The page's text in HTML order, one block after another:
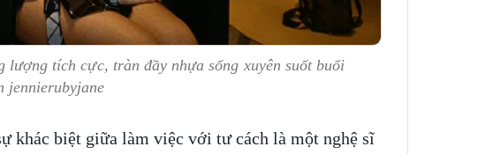
lượng tích cực, tràn đầy nhựa sống xuyên suốt buổi
jennierubyjane
khác biệt giữa làm việc với tư cách là một nghệ sĩ